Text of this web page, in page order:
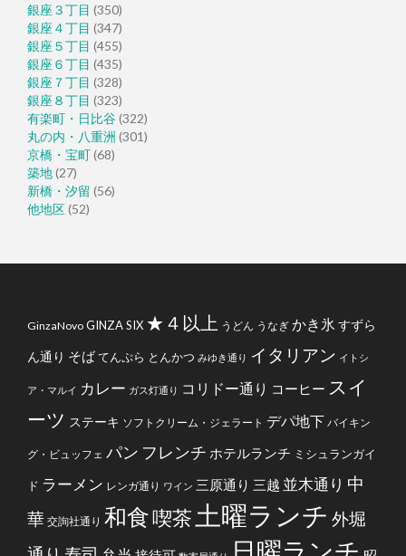
銀座３丁目 (350)
銀座４丁目 (347)
銀座５丁目 (455)
銀座６丁目 (435)
銀座７丁目 (328)
銀座８丁目 (323)
有楽町・日比谷(322)
丸の内・八重洲 (301)
京橋・宝町(68)
築地(27)
新橋・汐留 (56)
他地区(52)
GinzaNovo GINZA SIX ★４以上 うどん うなぎ かき氷 すずら
ん通り そばてんぷら とんかつ みゆき通り イタリアン イトシ
ア・マルイ カレー ガス灯通り コリドー通り コーヒー スイ
ーツ ステーキ ソフトクリーム・ジェラート デパ地下 バイキン
グ・ビュッフェ パン フレンチ ホテルランチ ミシュランガイ
ド ラーメン レンガ通り ワイン 三原通り 三越 並木通り 中
華 交詢社通り 和食喫茶 土曜ランチ 外堀